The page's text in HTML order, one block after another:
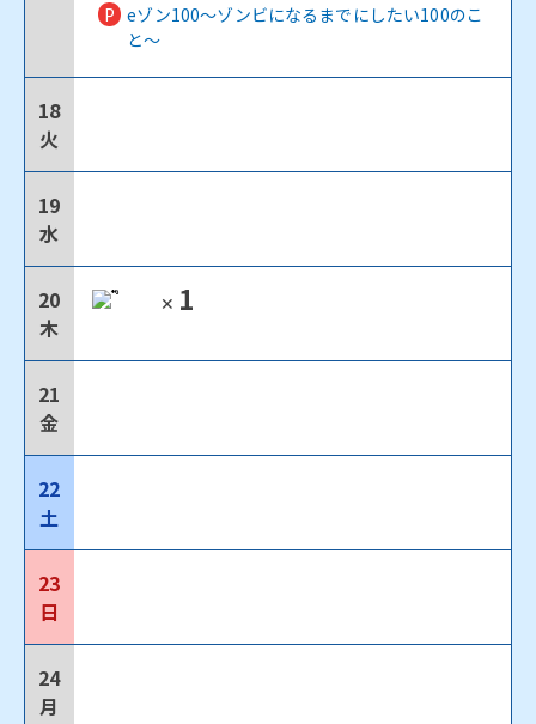
P eゾン100～ゾンビになるまでにしたい100のこ
と～
18
火
19
水
20
木
✕ 1
21
金
22
土
23
日
24
月